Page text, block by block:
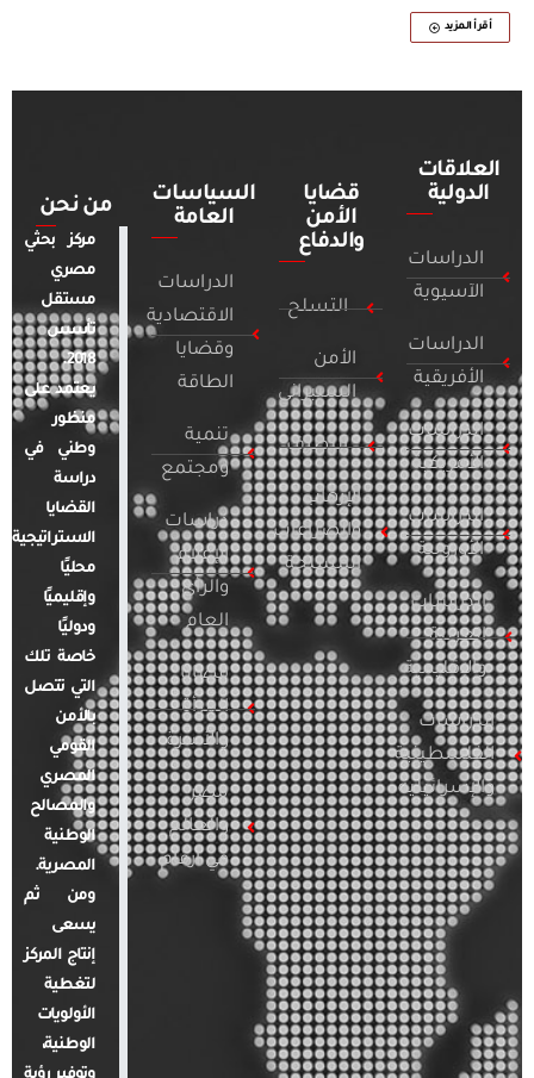
أقرأ المزيد
العلاقات
الدولية
الدراسات
الآسيوية
الدراسات
الأفريقية
الدراسات
الأمريكية
الدراسات
الأوروبية
الدراسات
العربية
والإقليمية
الدراسات
الفلسطينية
والإسرائيلية
قضايا
الأمن
والدفاع
التسلح
الأمن
السيبراني
التطرف
الإرهاب
والصراعات
المسلحة
السياسات
العامة
الدراسات
الاقتصادية
وقضايا
الطاقة
تنمية
ومجتمع
دراسات
الإعلام
والرأي
العام
قضايا
المرأة
والأسرة
مصر
والعالم
في أرقام
من نحن
مركز بحثي
مصري
مستقل
تأسس
2018.
يعتمد على
منظور
وطني في
دراسة
القضايا
الاستراتيجية
محليًا
وإقليميًا
ودوليًا
خاصة تلك
التي تتصل
بالأمن
القومي
المصري
والمصالح
الوطنية
المصرية.
ومن ثم
يسعى
إنتاج المركز
لتغطية
الأولويات
الوطنية،